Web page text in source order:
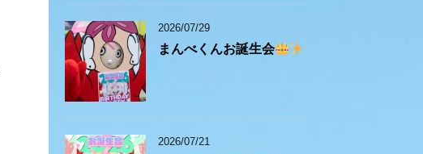
2026/07/29
まんべくんお誕生会
2026/07/21